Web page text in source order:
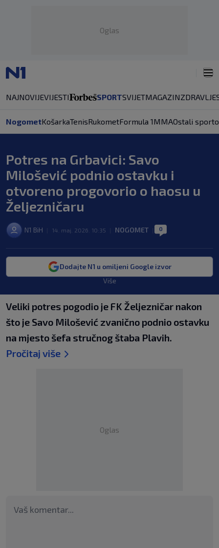
Oglas
NAJNOVIJEVIJESTI SPORTSVIJETMAGAZINZDRAVLJE
NogometKošarkaTenisRukometFormula 1MMAOstali
Potres na Grbavici: Savo
Milošević podnio ostavku i
otvoreno progovorio o haosu u
Željezničaru
N1 BiH 14. maj. 2026. 10:35 NOGOMET 0
Dodajte N1 u omiljeni Google izvor
Više
Veliki potres pogodio je FK Željezničar nakon
što je Savo Milošević zvanično podnio ostavku
na mjesto šefa stručnog štaba Plavih.
Pročitaj više
Oglas